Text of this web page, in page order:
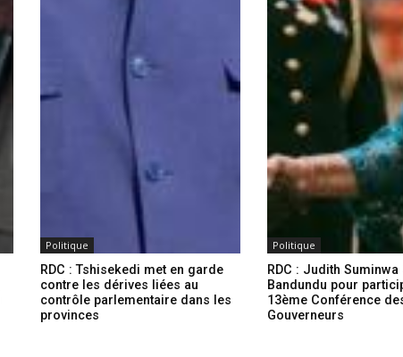
Politique
RDC : Tshisekedi met en garde
contre les dérives liées au
contrôle parlementaire dans les
provinces
Politique
RDC : Judith Suminwa
Bandundu pour
13ème Conférence
Gouverneurs